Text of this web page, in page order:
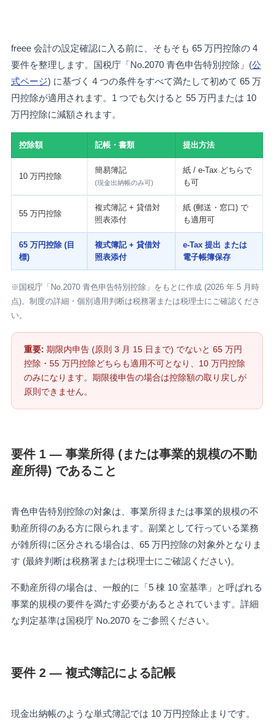
freee 会計の設定確認に入る前に、そもそも 65 万円控除の 4
要件を整理します。国税庁「No.2070 青色申告特別控除」(公
式ページ) に基づく 4 つの条件をすべて満たして初めて 65 万
円控除が適用されます。1 つでも欠けると 55 万円または 10
万円控除に減額されます。
控除額 記帳・書類 提出方法
10 万円控除
簡易簿記
(現金出納帳のみ可)
紙 / e-Tax どちらで
も可
55 万円控除
複式簿記 + 貸借対
照表添付
紙 (郵送・窓口) で
も適用可
65 万円控除 (目
標)
複式簿記 + 貸借対
照表添付
e-Tax 提出 または
電子帳簿保存
※国税庁「No.2070 青色申告特別控除」をもとに作成 (2026 年 5 月時
点)。制度の詳細・個別適用判断は税務署または税理士にご確認くださ
い。
重要: 期限内申告 (原則 3 月 15 日まで) でないと 65 万円
控除・55 万円控除どちらも適用不可となり、10 万円控除
のみになります。期限後申告の場合は控除額の取り戻しが
原則できません。
要件 1 — 事業所得 (または事業的規模の不動
産所得) であること
青色申告特別控除の対象は、事業所得または事業的規模の不
動産所得のある方に限られます。副業として行っている業務
が雑所得に区分される場合は、65 万円控除の対象外となりま
す (最終判断は税務署または税理士にご確認ください)。
不動産所得の場合は、一般的に「5 棟 10 室基準」と呼ばれる
事業的規模の要件を満たす必要があるとされています。詳細
な判定基準は国税庁 No.2070 をご参照ください。
要件 2 — 複式簿記による記帳
現金出納帳のような単式簿記では 10 万円控除止まりです。